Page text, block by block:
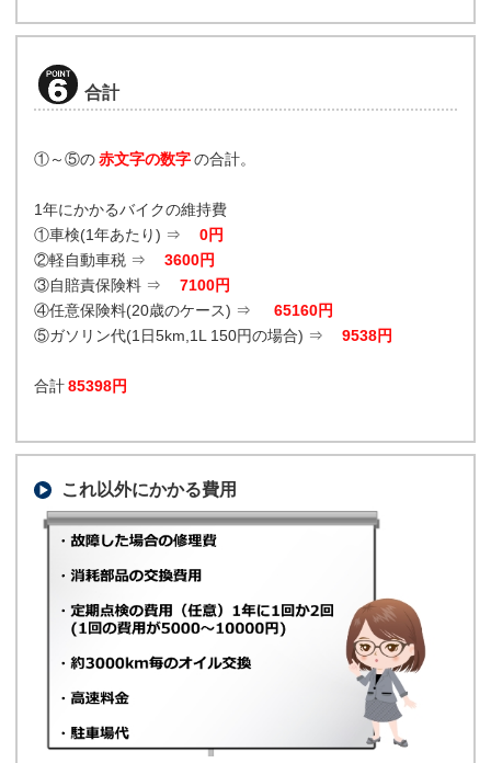
合計
①～⑤の赤文字の数字の合計。
1年にかかるバイクの維持費
①車検(1年あたり) ⇒
0円
②軽自動車税 ⇒
3600円
③自賠責保険料 ⇒
7100円
④任意保険料(20歳のケース) ⇒
65160円
⑤ガソリン代(1日5km,1L 150円の場合) ⇒
9538円
合計85398円
これ以外にかかる費用